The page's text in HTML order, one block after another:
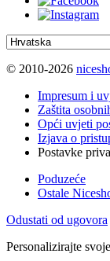
© 2010-2026
Impresum i
Zaštita
Opći uvjeti
Izjava o
Postavke
Poduzeće
Ostale
Odustati od ugovora
Personalizirajte